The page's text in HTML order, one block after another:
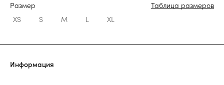
Размер
Таблица размеров
XS
S M L XL
Информация